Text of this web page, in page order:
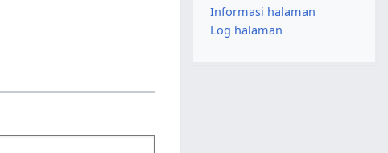
Informasi halaman
Log halaman